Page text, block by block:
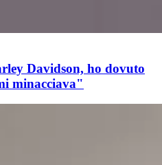
Davidson, ho dovuto
minacciava"